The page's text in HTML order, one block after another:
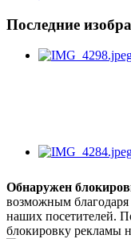
Последние
Обнаружен
возможным
наших посетителей.
блокировку рекламы